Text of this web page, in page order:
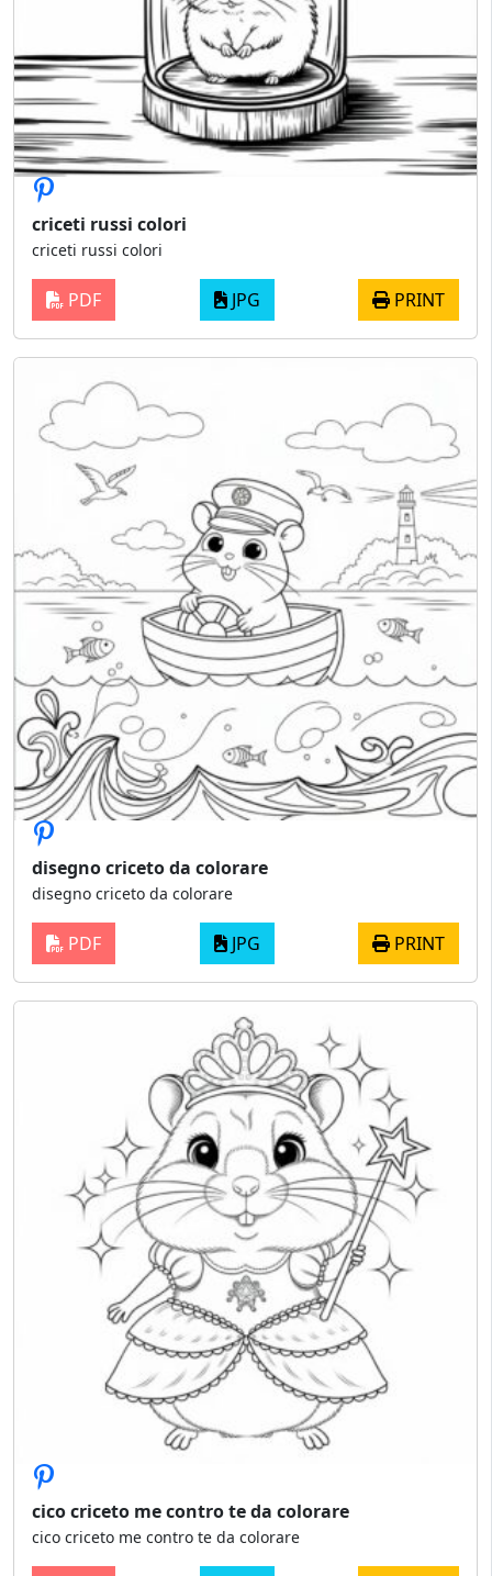
criceti russi colori
criceti russi colori
PDF JPG PRINT
disegno criceto da colorare
disegno criceto da colorare
PDF JPG PRINT
cico criceto me contro te da colorare
cico criceto me contro te da colorare